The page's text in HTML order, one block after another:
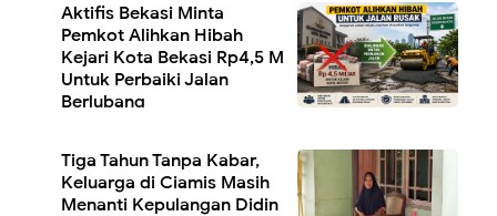
Aktifis Bekasi Minta
Pemkot Alihkan Hibah
Kejari Kota Bekasi Rp4,5 M
Untuk Perbaiki Jalan
Berlubang
Tiga Tahun Tanpa Kabar,
Keluarga di Ciamis Masih
Menanti Kepulangan Didin